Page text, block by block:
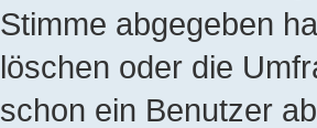
Stimme abgegeben
löschen oder die
schon ein Benutzer